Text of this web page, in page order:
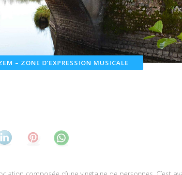
– ZONE D’EXPRESSION MUSICALE